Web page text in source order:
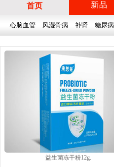
首页
新品
心脑血管 风湿骨病 补肾 糖尿病
益生菌冻干粉12g.